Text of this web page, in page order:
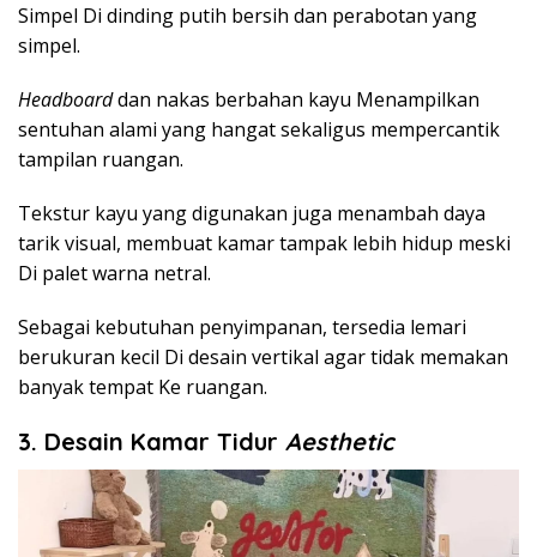
Simpel Di dinding putih bersih dan perabotan yang
simpel.
Headboarddan nakas berbahan kayu Menampilkan
sentuhan alami yang hangat sekaligus mempercantik
tampilan ruangan.
Tekstur kayu yang digunakan juga menambah daya
tarik visual, membuat kamar tampak lebih hidup meski
Di palet warna netral.
Sebagai kebutuhan penyimpanan, tersedia lemari
berukuran kecil Di desain vertikal agar tidak memakan
banyak tempat Ke ruangan.
3. Desain Kamar Tidur Aesthetic